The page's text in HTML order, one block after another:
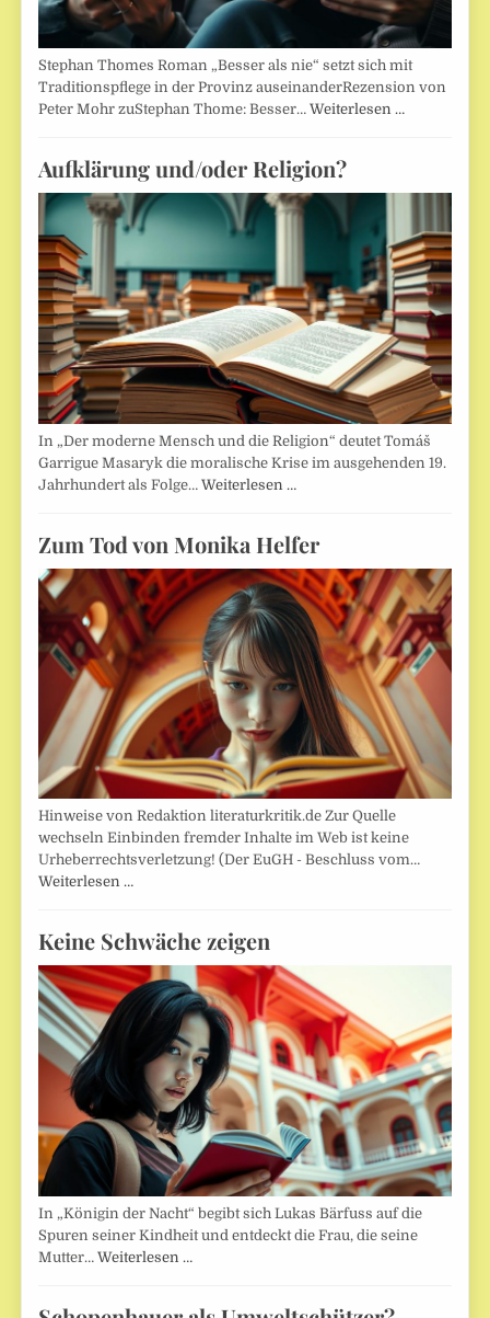
Stephan Thomes Roman „Besser als nie“ setzt sich mit
Traditionspflege in der Provinz auseinanderRezension von
Peter Mohr zuStephan Thome: Besser…Weiterlesen …
Aufklärung und/oder Religion?
In „Der moderne Mensch und die Religion“ deutet Tomáš
Garrigue Masaryk die moralische Krise im ausgehenden 19.
Jahrhundert als Folge…Weiterlesen …
Zum Tod von Monika Helfer
Hinweise von Redaktion literaturkritik.de Zur Quelle
wechseln Einbinden fremder Inhalte im Web ist keine
Urheberrechtsverletzung! (Der EuGH - Beschluss vom…
Weiterlesen …
Keine Schwäche zeigen
In „Königin der Nacht“ begibt sich Lukas Bärfuss auf die
Spuren seiner Kindheit und entdeckt die Frau, die seine
Mutter…Weiterlesen …